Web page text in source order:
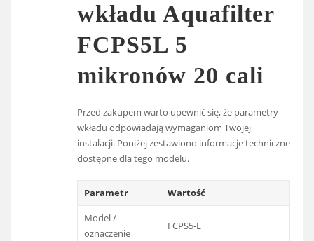
wkładu Aquafilter
FCPS5L 5
mikronów 20 cali
Przed zakupem warto upewnić się, że parametry
wkładu odpowiadają wymaganiom Twojej
instalacji. Poniżej zestawiono informacje techniczne
dostępne dla tego modelu.
Parametr
Wartość
Model /
oznaczenie
FCPS5-L